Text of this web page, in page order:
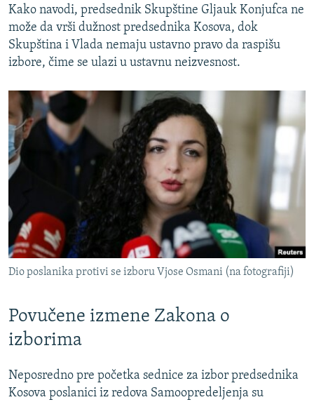
Kako navodi, predsednik Skupštine Gljauk Konjufca ne
može da vrši dužnost predsednika Kosova, dok
Skupština i Vlada nemaju ustavno pravo da raspišu
izbore, čime se ulazi u ustavnu neizvesnost.
Dio poslanika protivi se izboru Vjose Osmani (na fotografiji)
Povučene izmene Zakona o
izborima
Neposredno pre početka sednice za izbor predsednika
Kosova poslanici iz redova Samoopredeljenja su